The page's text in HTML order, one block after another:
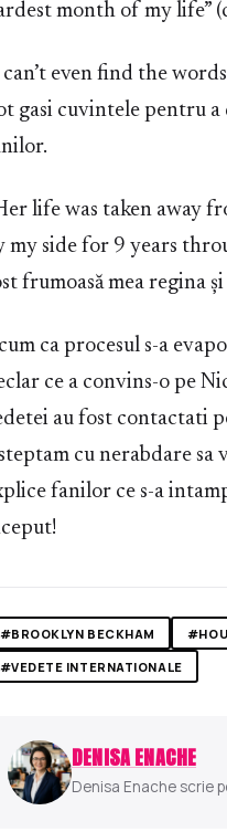
month of my life”
can’t even find the
gasi cuvintele pentru a
life was taken away
my side for 9 years
frumoasă mea regina
ca procesul s-a
ce a convins-o pe
au fost contactati
cu nerabdare sa
fanilor ce s-a
#BROOKLYN BECKHAM
#VEDETE INTERNATIONALE
DENISA ENACHE
Denisa Enache scrie